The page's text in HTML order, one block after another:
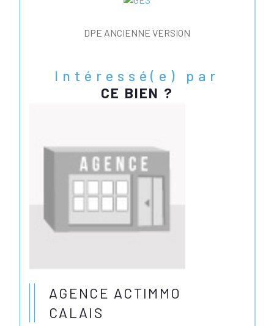
DPE ANCIENNE VERSION
Intéressé(e) par
CE BIEN ?
AGENCE ACTIMMO
CALAIS